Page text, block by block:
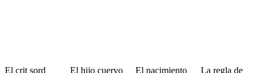
El crit sord
El hijo cuervo
El nacimiento
La regla de